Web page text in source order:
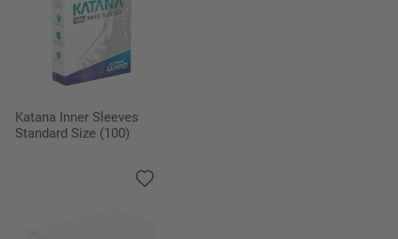
Katana Inner Sleeves
Standard Size (100)